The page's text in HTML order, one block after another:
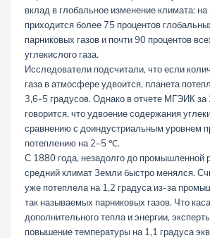
вклад в глобальное изменение климата:
приходится более 75 процентов
парниковых газов и почти 90 процентов
углекислого газа.
Исследователи подсчитали, что если
газа в атмосфере удвоится, планета
3,6-5 градусов. Однако в отчете МГЭИК за
говорится, что удвоение содержания
сравнению с доиндустриальным уровнем
потеплению на 2–5 ℃.
С 1880 года, незадолго до промышленной
средний климат Земли быстро менялся.
уже потеплела на 1,2 градуса из-за
так называемых парниковых газов. Что
дополнительного тепла и энергии,
повышение температуры на 1,1 градуса